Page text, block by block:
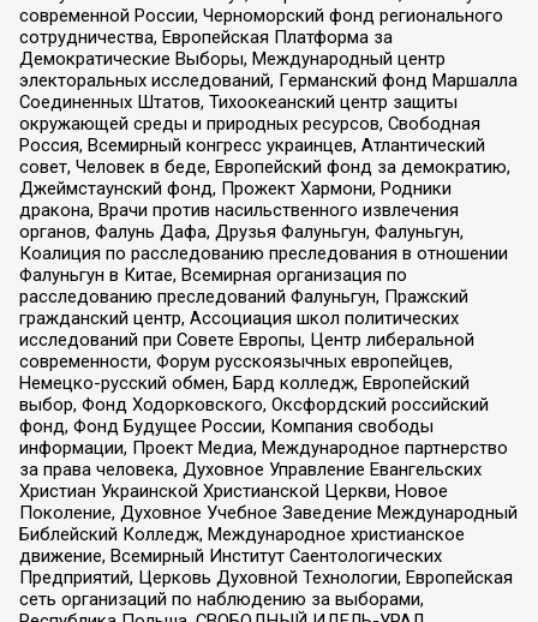
современной России, Черноморский фонд регионального
сотрудничества, Европейская Платформа за
Демократические Выборы, Международный центр
электоральных исследований, Германский фонд Маршалла
Соединенных Штатов, Тихоокеанский центр защиты
окружающей среды и природных ресурсов, Свободная
Россия, Всемирный конгресс украинцев, Атлантический
совет, Человек в беде, Европейский фонд за демократию,
Джеймстаунский фонд, Прожект Хармони, Родники
дракона, Врачи против насильственного извлечения
органов, Фалунь Дафа, Друзья Фалуньгун, Фалуньгун,
Коалиция по расследованию преследования в отношении
Фалуньгун в Китае, Всемирная организация по
расследованию преследований Фалуньгун, Пражский
гражданский центр, Ассоциация школ политических
исследований при Совете Европы, Центр либеральной
современности, Форум русскоязычных европейцев,
Немецко-русский обмен, Бард колледж, Европейский
выбор, Фонд Ходорковского, Оксфордский российский
фонд, Фонд Будущее России, Компания свободы
информации, Проект Медиа, Международное партнерство
за права человека, Духовное Управление Евангельских
Христиан Украинской Христианской Церкви, Новое
Поколение, Духовное Учебное Заведение Международный
Библейский Колледж, Международное христианское
движение, Всемирный Институт Саентологических
Предприятий, Церковь Духовной Технологии, Европейская
сеть организаций по наблюдению за выборами,